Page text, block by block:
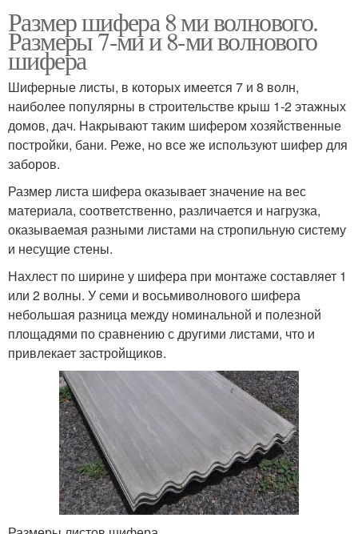
Размер шифера 8 ми волнового.
Размеры 7-ми и 8-ми волнового
шифера
Шиферные листы, в которых имеется 7 и 8 волн,
наиболее популярны в строительстве крыш 1-2 этажных
домов, дач. Накрывают таким шифером хозяйственные
постройки, бани. Реже, но все же используют шифер для
заборов.
Размер листа шифера оказывает значение на вес
материала, соответственно, различается и нагрузка,
оказываемая разными листами на стропильную систему
и несущие стены.
Нахлест по ширине у шифера при монтаже составляет 1
или 2 волны. У семи и восьмиволнового шифера
небольшая разница между номинальной и полезной
площадями по сравнению с другими листами, что и
привлекает застройщиков.